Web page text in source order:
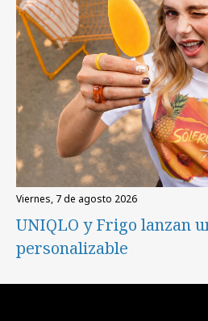
viernes, 7 de agosto 2026
UNIQLO y Frigo lanzan
personalizable